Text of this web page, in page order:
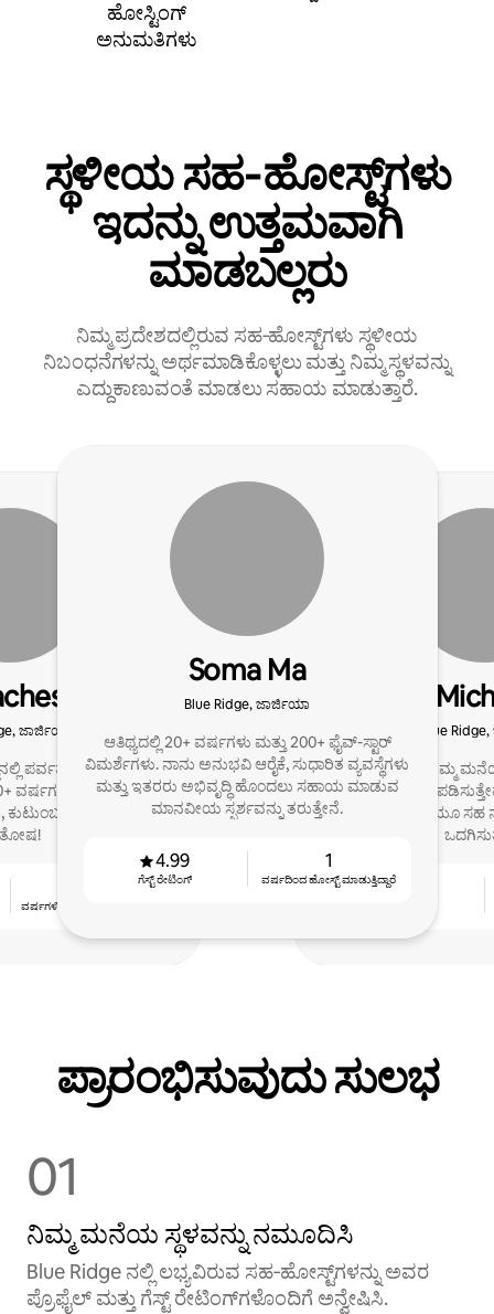
ಹೋಸ್ಟಿಂಗ್
ಅನುಮತಿಗಳು
ಸ್ಥಳೀಯ ಸಹ‑ಹೋಸ್ಟ್‌ಗಳು
ಇದನ್ನು ಉತ್ತಮವಾಗಿ
ಮಾಡಬಲ್ಲರು
ನಿಮ್ಮ ಪ್ರದೇಶದಲ್ಲಿರುವ ಸಹ‑ಹೋಸ್ಟ್‌ಗಳು ಸ್ಥಳೀಯ
ನಿಬಂಧನೆಗಳನ್ನು ಅರ್ಥಮಾಡಿಕೊಳ್ಳಲು ಮತ್ತು ನಿಮ್ಮ ಸ್ಥಳವನ್ನು
ಎದ್ದುಕಾಣುವಂತೆ ಮಾಡಲು ಸಹಾಯ ಮಾಡುತ್ತಾರೆ.
ಜಾರ್ಜಿಯಾ
ಪರ್ವತ-ಪ್ರೀತಿಯ, ನೀರು-
ವರ್ಷಗಳ ಅನುಭವ ಮತ್ತು
ಮತ್ತು ಪ್ರಾಣಿಗಳು =
ವರ್ಷಗಳಿಂದ ಹೋಸ್ಟ್ ‌ಮಾಡುತ್ತಿದ್ದಾರೆ
Soma Ma
Blue Ridge, ಜಾರ್ಜಿಯಾ
ಆತಿಥ್ಯದಲ್ಲಿ 20+ ವರ್ಷಗಳು ಮತ್ತು 200+ ಫೈವ್-ಸ್ಟಾರ್
ವಿಮರ್ಶೆಗಳು. ನಾನು ಅನುಭವಿ ಆರೈಕೆ, ಸುಧಾರಿತ ವ್ಯವಸ್ಥೆಗಳು
ಮತ್ತು ಇತರರು ಅಭಿವೃದ್ಧಿ ಹೊಂದಲು ಸಹಾಯ ಮಾಡುವ
ಮಾನವೀಯ ಸ್ಪರ್ಶವನ್ನು ತರುತ್ತೇನೆ.
4.99
ಗೆಸ್ಟ್ ರೇಟಿಂಗ್
1
ವರ್ಷದಿಂದ ಹೋಸ್ಟ್ ಮಾಡುತ್ತಿದ್ದಾರೆ
Blue
ನಿಮ್ಮ ಮನೆಯನ್ನು ನಮ್ಮ
ಎಂದು ನಾವು
ಹೋಸ್ಟ್‌ಗಳಾಗಿಯೂ ಸಹ
4.92
ಪ್ರಾರಂಭಿಸುವುದು ಸುಲಭ
01
ನಿಮ್ಮ ಮನೆಯ ಸ್ಥಳವನ್ನು ನಮೂದಿಸಿ
Blue Ridge ನಲ್ಲಿ ಲಭ್ಯವಿರುವ ಸಹ‑ಹೋಸ್ಟ್‌ಗಳನ್ನು ಅವರ
ಪ್ರೊಫೈಲ್ ಮತ್ತು ಗೆಸ್ಟ್ ರೇಟಿಂಗ್‌ಗಳೊಂದಿಗೆ ಅನ್ವೇಷಿಸಿ.